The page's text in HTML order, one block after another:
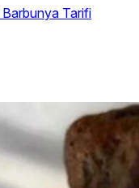
Barbunya Tarifi